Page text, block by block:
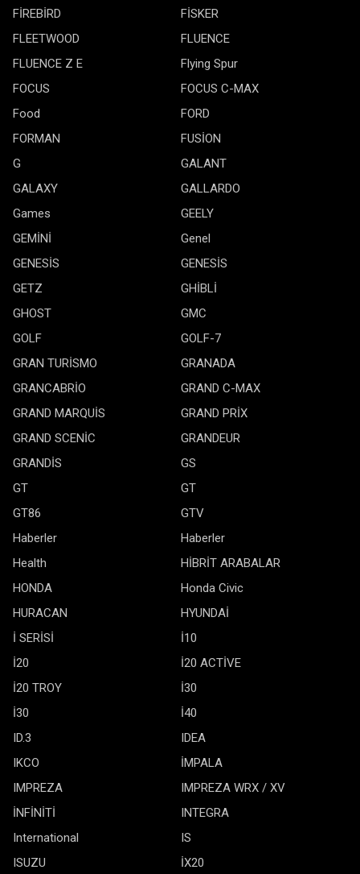
FİREBİRD
FİSKER
FLEETWOOD
FLUENCE
FLUENCE Z E
Flying Spur
FOCUS
FOCUS C-MAX
Food
FORD
FORMAN
FUSİON
G
GALANT
GALAXY
GALLARDO
Games
GEELY
GEMİNİ
Genel
GENESİS
GENESİS
GETZ
GHİBLİ
GHOST
GMC
GOLF
GOLF-7
GRAN TURİSMO
GRANADA
GRANCABRİO
GRAND C-MAX
GRAND MARQUİS
GRAND PRİX
GRAND SCENİC
GRANDEUR
GRANDİS
GS
GT
GT
GT86
GTV
Haberler
Haberler
Health
HİBRİT ARABALAR
HONDA
Honda Civic
HURACAN
HYUNDAİ
İ SERİSİ
İ10
İ20
İ20 ACTİVE
İ20 TROY
İ30
İ30
İ40
ID.3
IDEA
IKCO
İMPALA
IMPREZA
IMPREZA WRX / XV
İNFİNİTİ
INTEGRA
International
IS
ISUZU
İX20